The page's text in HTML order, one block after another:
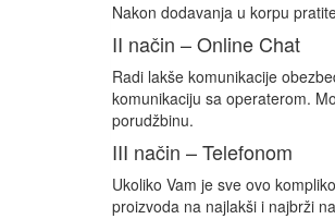
Nakon dodavanja u korpu
II način – Online Chat
Radi lakše komunikacije
komunikaciju sa operaterom.
porudžbinu.
III način – Telefonom
Ukoliko Vam je sve ovo
proizvoda na najlakši i najbrži